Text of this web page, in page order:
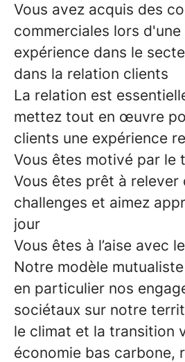
Vous avez acquis des
commerciales lors
expérience dans le
dans la relation clients
La relation est
mettez tout en œuvre
clients une expérience
Vous êtes motivé par le
Vous êtes prêt à relever
challenges et aimez
jour
Vous êtes à l’aise avec
Notre modèle
en particulier nos
sociétaux sur notre
le climat et la transition
économie bas carbone,